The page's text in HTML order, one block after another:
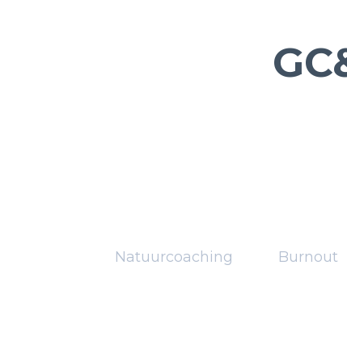
Natuurcoaching Burnout